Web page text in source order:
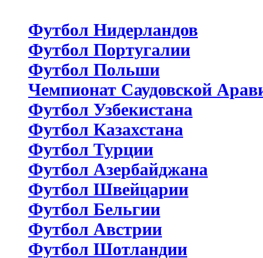
Футбол Нидерландов
Футбол Португалии
Футбол Польши
Чемпионат Саудовской
Футбол Узбекистана
Футбол Казахстана
Футбол Турции
Футбол Азербайджана
Футбол Швейцарии
Футбол Бельгии
Футбол Австрии
Футбол Шотландии